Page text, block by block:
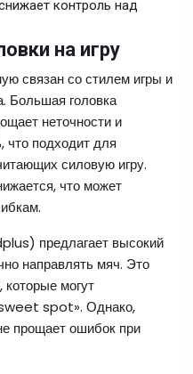
контроль над
на игру
связан со стилем игры и
Большая головка
неточности и
что подходит для
силовую игру.
что может
предлагает высокий
направлять мяч. Это
могут
spot». Однако,
прощает ошибок при